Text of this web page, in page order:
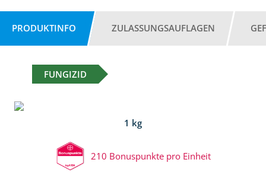
PRODUKTINFO ZULASSUNGSAUFLAGEN
FUNGIZID
1 kg
210 Bonuspunkte pro Einheit